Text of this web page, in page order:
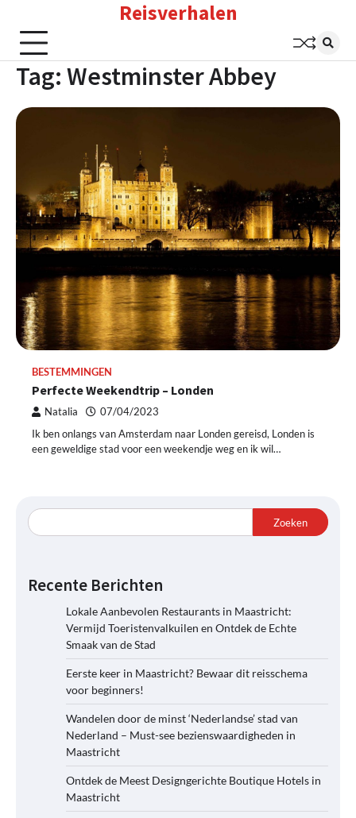
content
Reisverhalen
Tag: Westminster Abbey
BESTEMMINGEN
Perfecte Weekendtrip – Londen
Natalia 07/04/2023
Ik ben onlangs van Amsterdam naar Londen gereisd, Londen is
een geweldige stad voor een weekendje weg en ik wil…
Zoeken
Recente Berichten
Lokale Aanbevolen Restaurants in Maastricht:
Vermijd Toeristenvalkuilen en Ontdek de Echte
Smaak van de Stad
Eerste keer in Maastricht? Bewaar dit reisschema
voor beginners!
Wandelen door de minst ‘Nederlandse’ stad van
Nederland – Must-see bezienswaardigheden in
Maastricht
Ontdek de Meest Designgerichte Boutique Hotels in
Maastricht